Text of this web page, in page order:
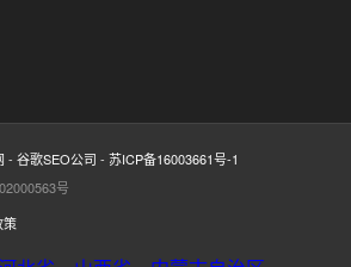
- 谷歌SEO公司 - 苏ICP备16003661号-1
号
策